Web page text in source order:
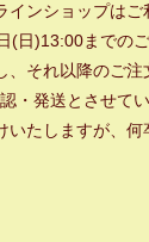
インショップはご
(日)13:00までの
、それ以降のご注
・発送とさせて
いたしますが、何